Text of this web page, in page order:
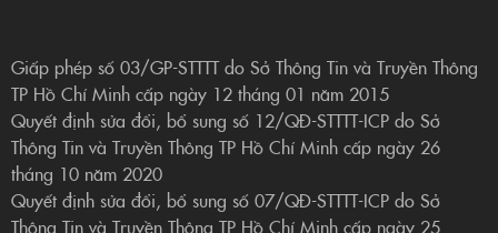
Giấp phép số 03/GP-STTTT do Sở Thông Tin và Truyền Thông
TP Hồ Chí Minh cấp ngày 12 tháng 01 năm 2015
Quyết định sửa đổi, bổ sung số 12/QĐ-STTTT-ICP do Sở
Thông Tin và Truyền Thông TP Hồ Chí Minh cấp ngày 26
tháng 10 năm 2020
Quyết định sửa đổi, bổ sung số 07/QĐ-STTTT-ICP do Sở
Thông Tin và Truyền Thông TP Hồ Chí Minh cấp ngày 25